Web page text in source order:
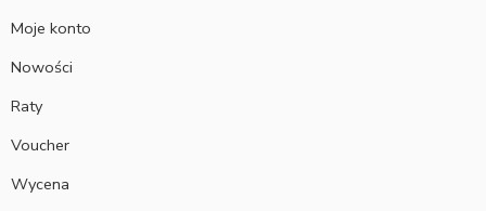
Moje konto
Nowości
Raty
Voucher
Wycena